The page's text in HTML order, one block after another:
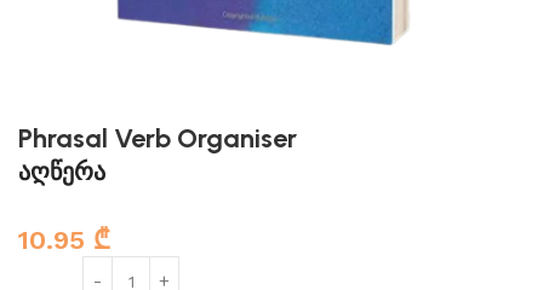
Phrasal Verb Organiser
აღწერა
10.95 ₾